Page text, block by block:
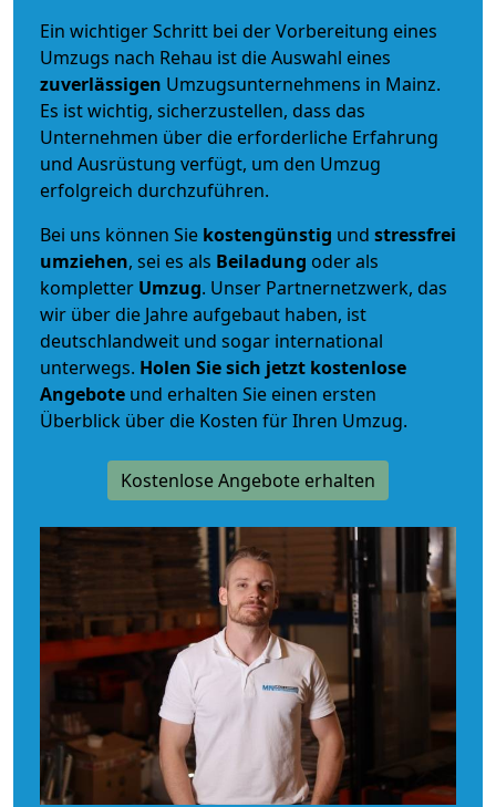
Ein wichtiger Schritt bei der Vorbereitung eines
Umzugs nach Rehau ist die Auswahl eines
zuverlässigen Umzugsunternehmens in Mainz.
Es ist wichtig, sicherzustellen, dass das
Unternehmen über die erforderliche Erfahrung
und Ausrüstung verfügt, um den Umzug
erfolgreich durchzuführen.
Bei uns können Sie kostengünstig und stressfrei
umziehen, sei es als Beiladung oder als
kompletter Umzug. Unser Partnernetzwerk, das
wir über die Jahre aufgebaut haben, ist
deutschlandweit und sogar international
unterwegs. Holen Sie sich jetzt kostenlose
Angebote und erhalten Sie einen ersten
Überblick über die Kosten für Ihren Umzug.
Kostenlose Angebote erhalten